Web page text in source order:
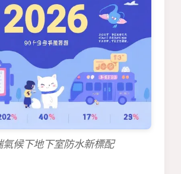
氣候下地下室防水新標配